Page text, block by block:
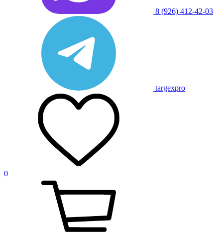
8 (926) 412-42-03
targexpro
0